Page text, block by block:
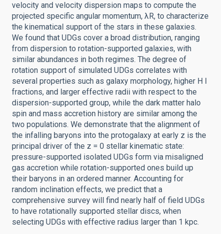
velocity and velocity dispersion maps to compute the
projected specific angular momentum, λR, to characterize
the kinematical support of the stars in these galaxies.
We found that UDGs cover a broad distribution, ranging
from dispersion to rotation-supported galaxies, with
similar abundances in both regimes. The degree of
rotation support of simulated UDGs correlates with
several properties such as galaxy morphology, higher H I
fractions, and larger effective radii with respect to the
dispersion-supported group, while the dark matter halo
spin and mass accretion history are similar among the
two populations. We demonstrate that the alignment of
the infalling baryons into the protogalaxy at early z is the
principal driver of the z = 0 stellar kinematic state:
pressure-supported isolated UDGs form via misaligned
gas accretion while rotation-supported ones build up
their baryons in an ordered manner. Accounting for
random inclination effects, we predict that a
comprehensive survey will find nearly half of field UDGs
to have rotationally supported stellar discs, when
selecting UDGs with effective radius larger than 1 kpc.